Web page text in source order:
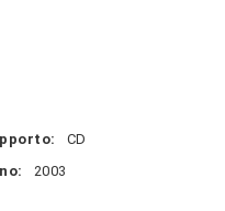
CD
2003